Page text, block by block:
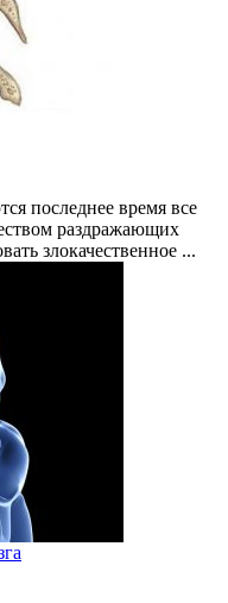
последнее время все
раздражающих
злокачественное ...